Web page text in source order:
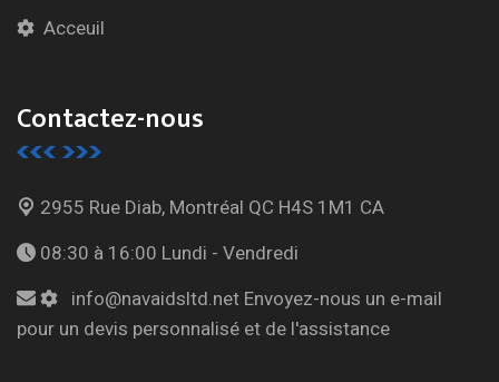
Acceuil
Contactez-nous
2955 Rue Diab, Montréal QC H4S 1M1 CA
08:30 à 16:00 Lundi - Vendredi
info@navaidsltd.net Envoyez-nous un e-mail
pour un devis personnalisé et de l'assistance